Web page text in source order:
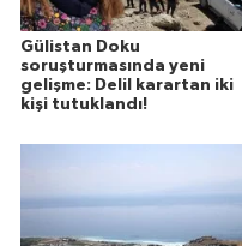
Gülistan Doku
soruşturmasında yeni
gelişme: Delil karartan iki
kişi tutuklandı!